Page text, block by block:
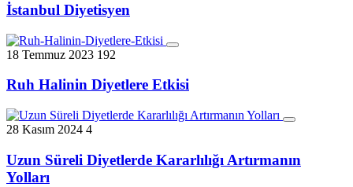
İstanbul Diyetisyen
18 Temmuz 2023 192
Ruh Halinin Diyetlere Etkisi
28 Kasım 2024 4
Uzun Süreli Diyetlerde Kararlılığı Artırmanın
Yolları